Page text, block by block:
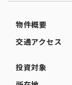
物件概要
交通アクセス
投資対象